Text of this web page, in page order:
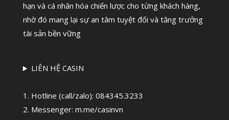
hạn và cá nhân hóa chiến lược cho từng khách hàng,
nhờ đó mang lại sự an tâm tuyệt đối và tăng trưởng
tài sản bền vững
LIÊN HỆ CASIN
1. Hotline (call/zalo): 084345.3233
2. Messenger: m.me/casinvn